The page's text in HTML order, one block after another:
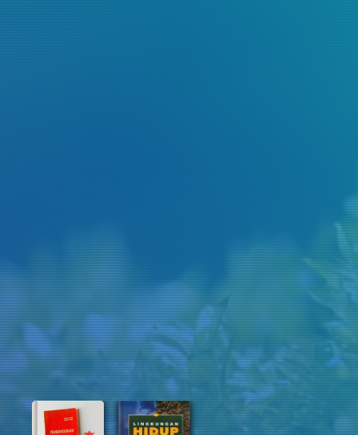
Subyek
ISBN/ISSN
Tipe Koleksi